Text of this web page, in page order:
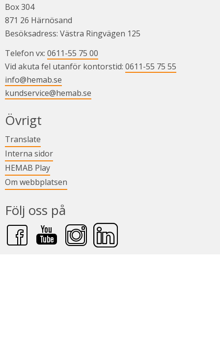
Box 304
871 26 Härnösand
Besöksadress: Västra Ringvägen 125
Telefon vx: 0611-55 75 00
Vid akuta fel utanför kontorstid: 0611-55 75 55
info@hemab.se
kundservice@hemab.se
Övrigt
Translate
Interna sidorLänk till annan webbplats.
HEMAB PlayLänk till annan webbplats.
Om webbplatsen
Följ oss på